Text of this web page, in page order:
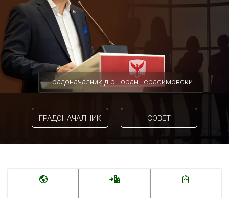
Градоначалник д-р Горан Герасимовски
ГРАДОНАЧАЛНИК СОВЕТ